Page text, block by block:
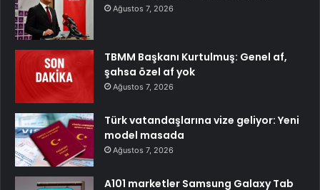
Ağustos 7, 2026
TBMM Başkanı Kurtulmuş: Genel af,
şahsa özel af yok
Ağustos 7, 2026
Türk vatandaşlarına vize geliyor: Yeni
model masada
Ağustos 7, 2026
A101 marketler Samsung Galaxy Tab